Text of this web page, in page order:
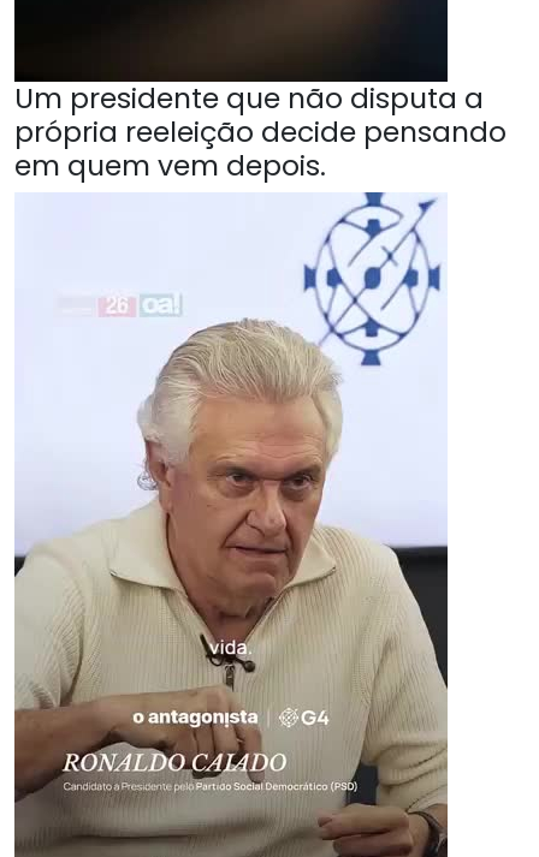
Um presidente que não disputa a
própria reeleição decide pensando
em quem vem depois.